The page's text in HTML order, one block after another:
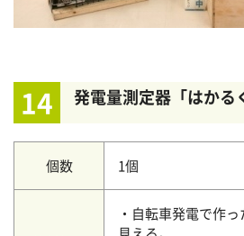
14 発電量測定器「はかる
個数 1個
・自転車発電で作